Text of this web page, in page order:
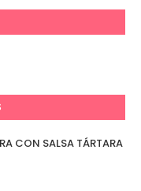
CON SALSA TÁRTARA